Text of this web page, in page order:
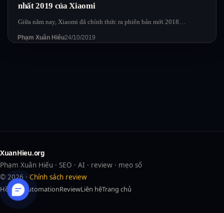
nhất 2019 của Xiaomi
Giữa năm nay, Xiaomi đã chính thức ra phiên bản mới 2018…
Phạm Xuân Hiếu24/10/2019
XuanHieu.org
Phạm Xuân Hiếu · SEO · AI · review · mẹo số
© 2026 · Chính sách review
Hồ sơAIAutomationReviewLiên hệTrang chủ